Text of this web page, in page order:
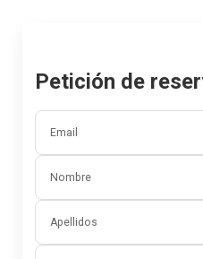
Petición de
Email
Nombre
Apellidos